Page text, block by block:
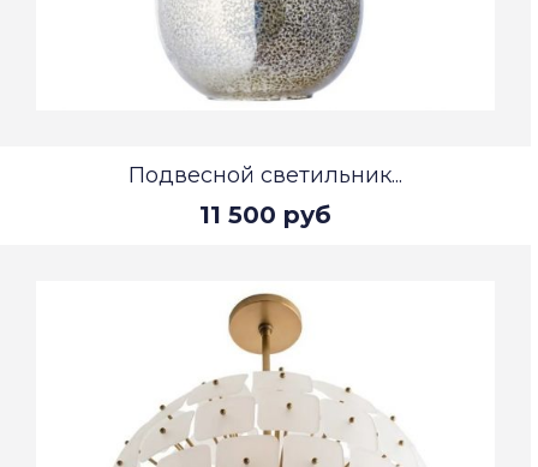
Подвесной светильник...
11 500 руб